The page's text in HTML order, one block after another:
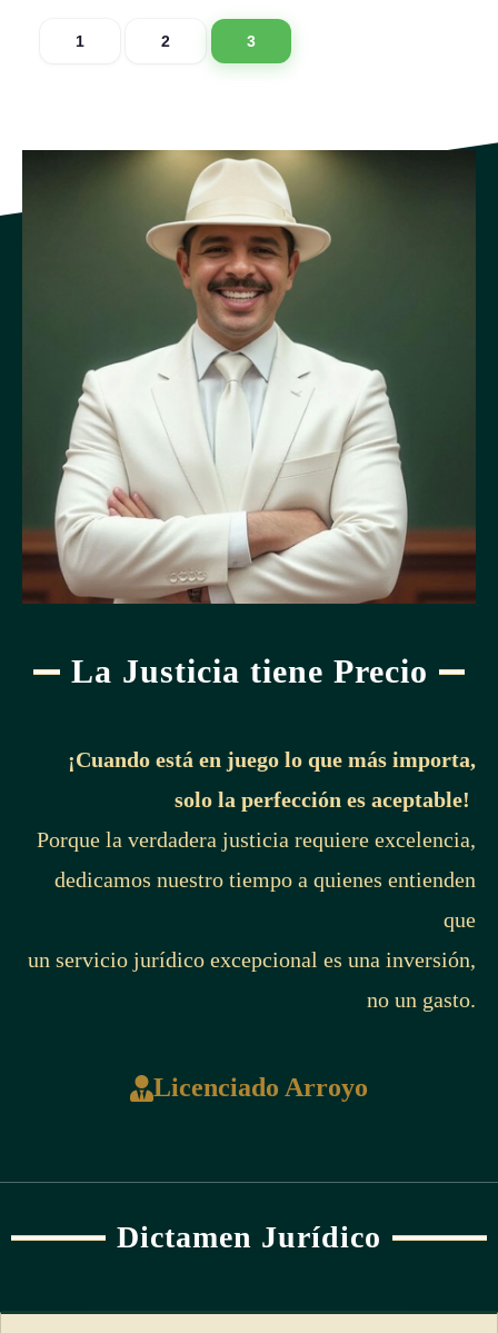
1 2 3
La Justicia tiene Precio
¡Cuando está en juego lo que más importa,
solo la perfección es aceptable!
Porque la verdadera justicia requiere excelencia,
dedicamos nuestro tiempo a quienes entienden
que
un servicio jurídico excepcional es una inversión,
no un gasto.
Licenciado Arroyo
Dictamen Jurídico